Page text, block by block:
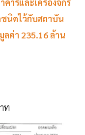
นิดไว้กับสถาบัน
ลค่า 235.16 ล้าน
ท